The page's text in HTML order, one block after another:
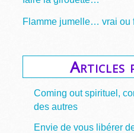
Flamme jumelle… vrai ou
Articles
Coming out spirituel,
des autres
Envie de vous libérer